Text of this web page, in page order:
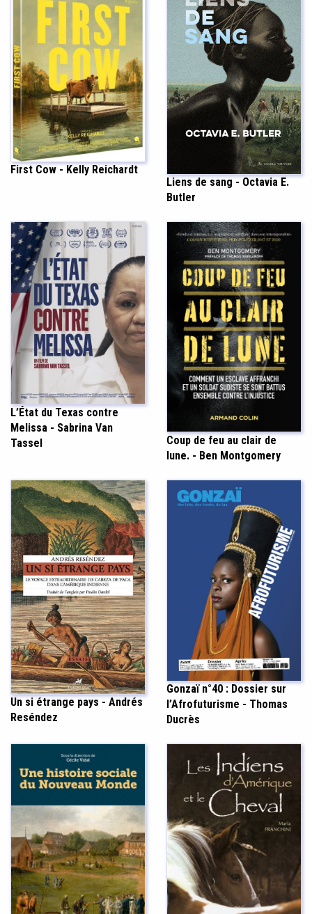
First Cow - Kelly Reichardt
Liens de sang - Octavia E.
Butler
L’État du Texas contre
Melissa - Sabrina Van
Tassel
Coup de feu au clair de
lune. - Ben Montgomery
Un si étrange pays - Andrés
Reséndez
Gonzaï n°40 : Dossier sur
l’Afrofuturisme - Thomas
Ducrès